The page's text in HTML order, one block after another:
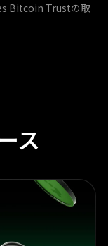
Bitcoin Trustの取
ス